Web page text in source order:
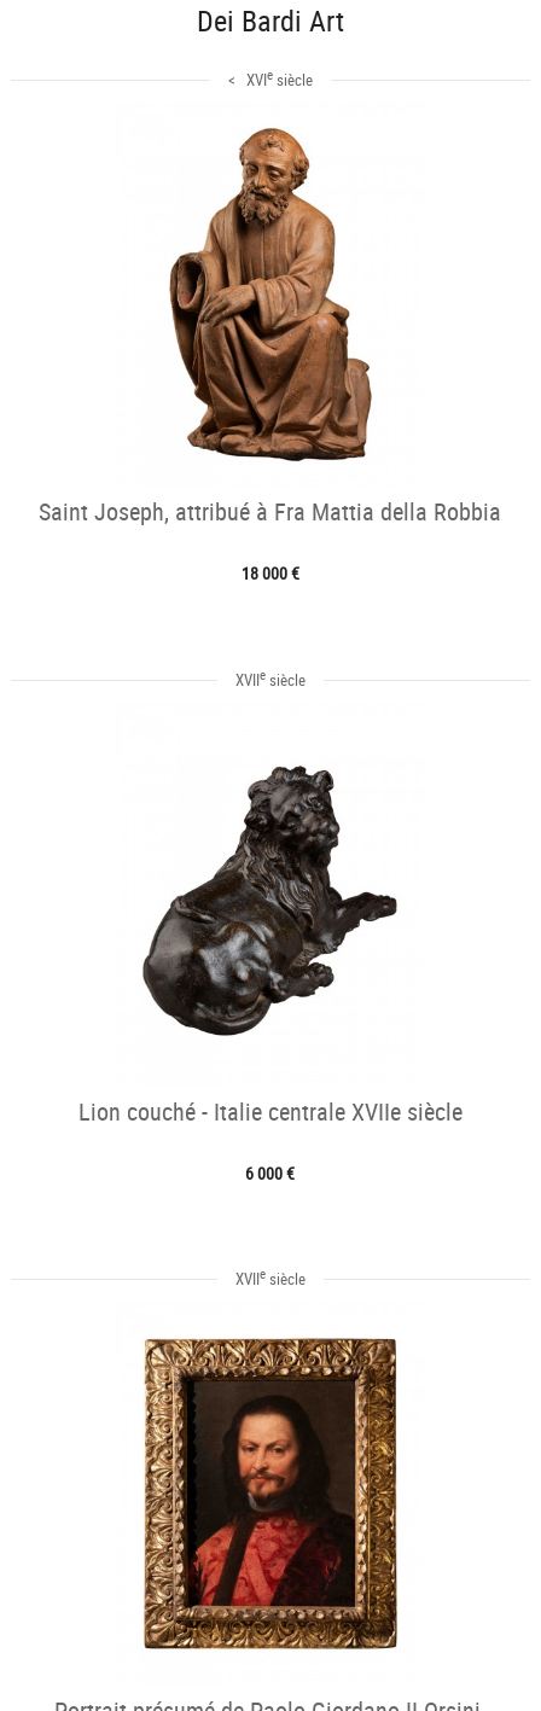
Dei Bardi Art
< XVIesiècle
Saint Joseph, attribué à Fra Mattia della Robbia
18 000 €
XVIIesiècle
Lion couché - Italie centrale XVIIe siècle
6 000 €
XVIIesiècle